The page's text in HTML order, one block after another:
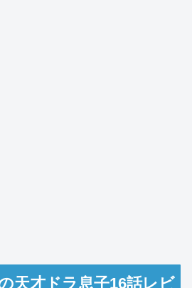
天才ドラ息子16話レビ